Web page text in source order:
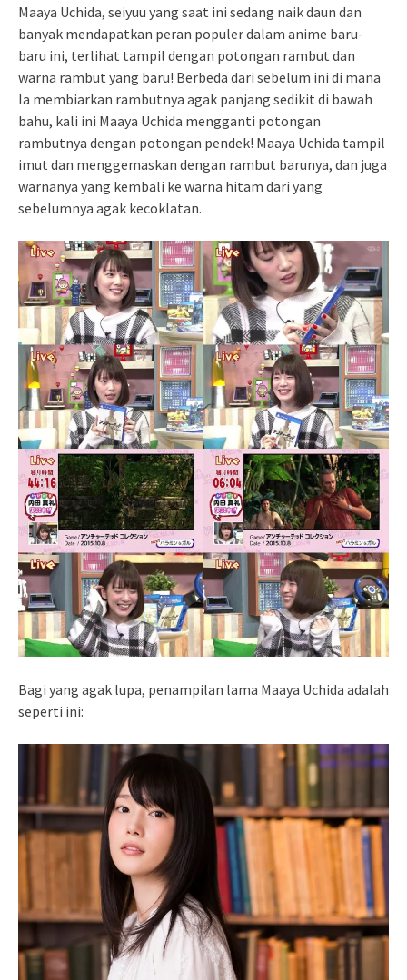
Maaya Uchida, seiyuu yang saat ini sedang naik daun dan
banyak mendapatkan peran populer dalam anime baru-
baru ini, terlihat tampil dengan potongan rambut dan
warna rambut yang baru! Berbeda dari sebelum ini di mana
Ia membiarkan rambutnya agak panjang sedikit di bawah
bahu, kali ini Maaya Uchida mengganti potongan
rambutnya dengan potongan pendek! Maaya Uchida tampil
imut dan menggemaskan dengan rambut barunya, dan juga
warnanya yang kembali ke warna hitam dari yang
sebelumnya agak kecoklatan.
Bagi yang agak lupa, penampilan lama Maaya Uchida adalah
seperti ini: